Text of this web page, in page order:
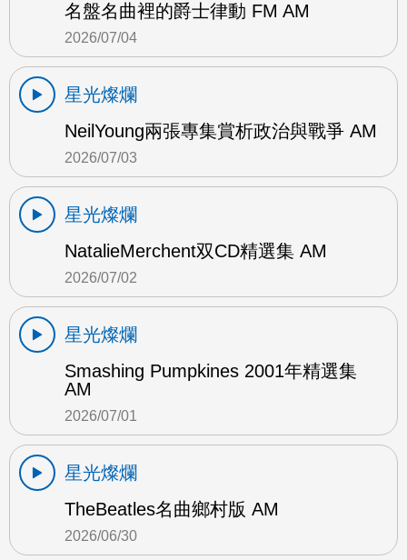
名盤名曲裡的爵士律動 FM AM
2026/07/04
星光燦爛
NeilYoung兩張專集賞析政治與戰爭 AM
2026/07/03
星光燦爛
NatalieMerchent双CD精選集 AM
2026/07/02
星光燦爛
Smashing Pumpkines 2001年精選集
AM
2026/07/01
星光燦爛
TheBeatles名曲鄉村版 AM
2026/06/30